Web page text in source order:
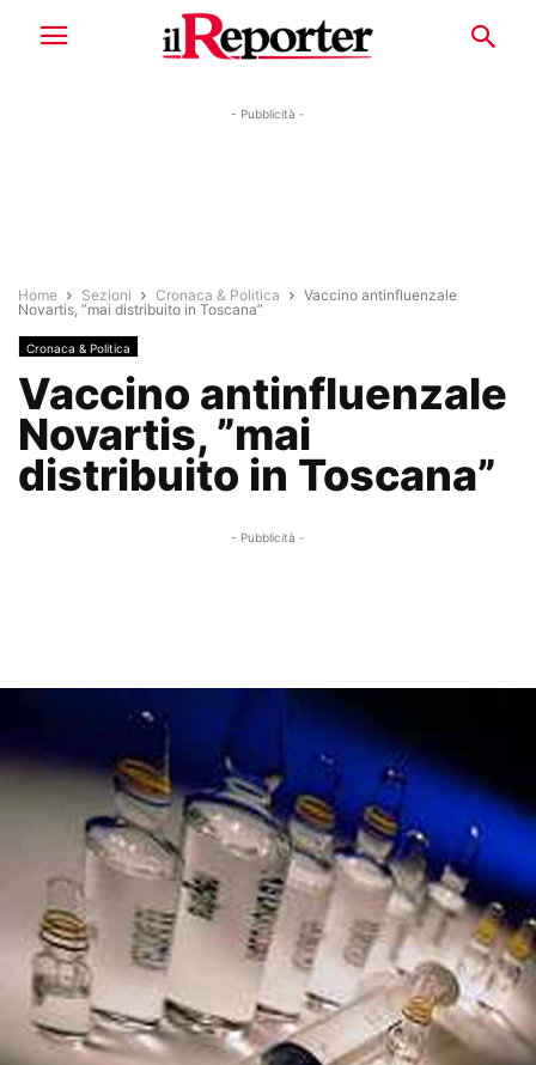
- Pubblicità -
Home Sezioni Cronaca & Politica
Vaccino antinfluenzale
Novartis, ”mai distribuito in Toscana”
Cronaca & Politica
Vaccino antinfluenzale
Novartis, ”mai
distribuito in Toscana”
- Pubblicità -